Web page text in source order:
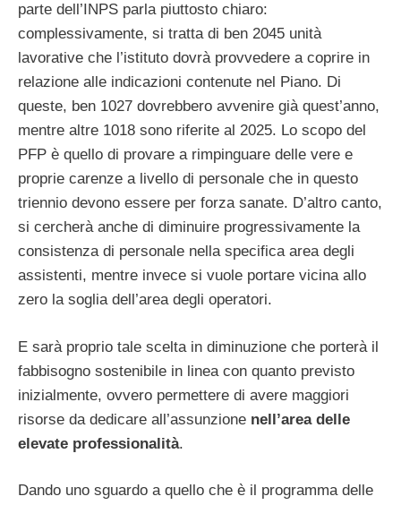
parte dell’INPS parla piuttosto chiaro:
complessivamente, si tratta di ben 2045 unità
lavorative che l’istituto dovrà provvedere a coprire in
relazione alle indicazioni contenute nel Piano. Di
queste, ben 1027 dovrebbero avvenire già quest’anno,
mentre altre 1018 sono riferite al 2025. Lo scopo del
PFP è quello di provare a rimpinguare delle vere e
proprie carenze a livello di personale che in questo
triennio devono essere per forza sanate. D’altro canto,
si cercherà anche di diminuire progressivamente la
consistenza di personale nella specifica area degli
assistenti, mentre invece si vuole portare vicina allo
zero la soglia dell’area degli operatori.
E sarà proprio tale scelta in diminuzione che porterà il
fabbisogno sostenibile in linea con quanto previsto
inizialmente, ovvero permettere di avere maggiori
risorse da dedicare all’assunzione nell’area delle
elevate professionalità.
Dando uno sguardo a quello che è il programma delle